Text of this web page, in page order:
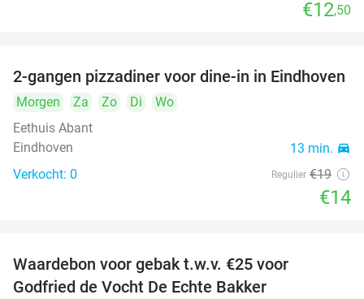
€12,50
26%
2-gangen pizzadiner voor dine-in in Eindhoven
Morgen Za Zo Di
Wo
Eethuis Abant
Eindhoven
13 min. directions_car
Verkocht: 0 Regulier €19
€14
Waardebon voor gebak t.w.v. €25 voor
Godfried de Vocht De Echte Bakker